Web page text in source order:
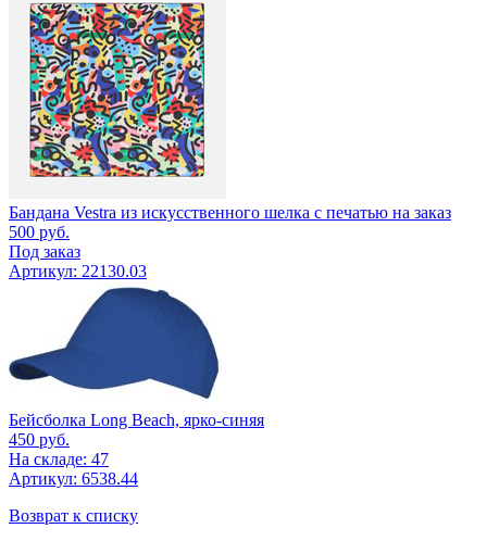
Бандана Vestra из искусственного шелка с печатью на заказ
500 руб.
Под заказ
Артикул: 22130.03
Бейсболка Long Beach, ярко-синяя
450 руб.
На складе: 47
Артикул: 6538.44
Возврат к списку